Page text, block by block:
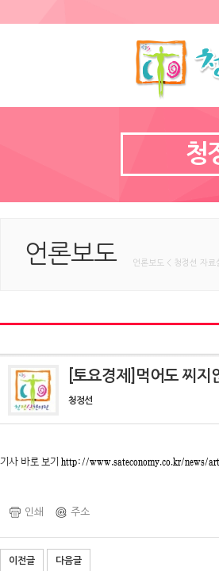
청
언론보도 언론보도 < 청정선 자
[토요경제]먹어도 찌지
청정선
기사 바로 보기 http://www.sateconomy.co.kr/news/
인쇄 주소
이전글 다음글